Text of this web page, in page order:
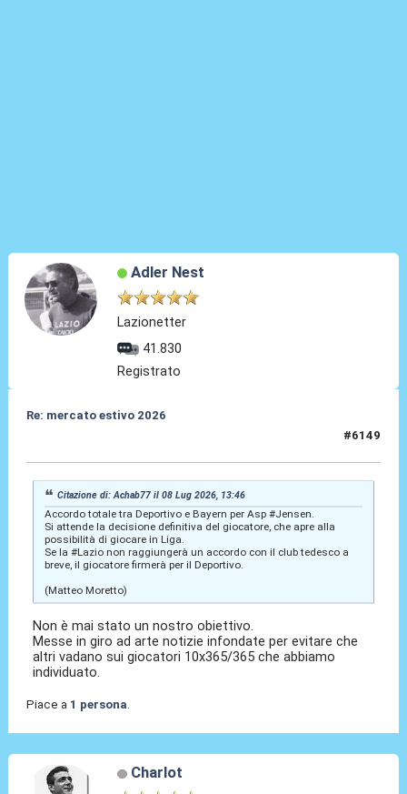
Adler Nest
Lazionetter
41.830
Registrato
Re: mercato estivo 2026
#6149
Citazione di: Achab77 il 08 Lug 2026, 13:46
Accordo totale tra Deportivo e Bayern per Asp #Jensen.
Si attende la decisione definitiva del giocatore, che apre alla
possibilità di giocare in Liga.
Se la #Lazio non raggiungerà un accordo con il club tedesco a
breve, il giocatore firmerà per il Deportivo.
(Matteo Moretto)
Non è mai stato un nostro obiettivo.
Messe in giro ad arte notizie infondate per evitare che
altri vadano sui giocatori 10x365/365 che abbiamo
individuato.
Piace a 1 persona
Charlot